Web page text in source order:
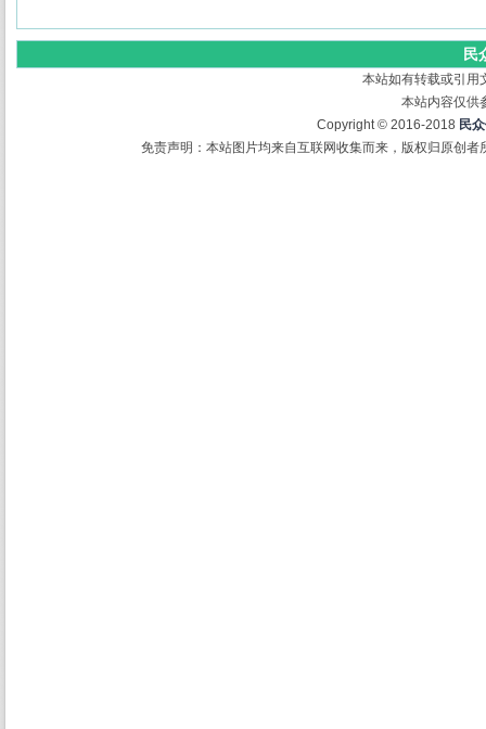
民
本站如有转载或引用
本站内容仅供
Copyright © 2016-2018 民
免责声明：本站图片均来自互联网收集而来，版权归原创